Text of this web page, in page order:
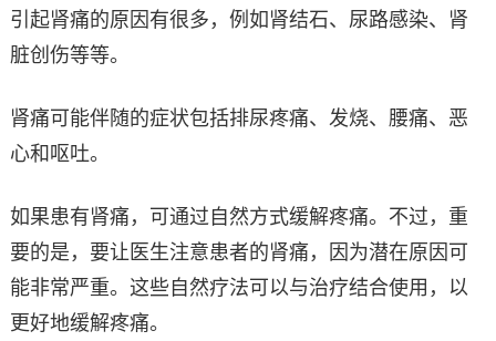
引起肾痛的原因有很多，例如肾结石、尿路感染、肾
脏创伤等等。
肾痛可能伴随的症状包括排尿疼痛、发烧、腰痛、恶
心和呕吐。
如果患有肾痛，可通过自然方式缓解疼痛。不过，重
要的是，要让医生注意患者的肾痛，因为潜在原因可
能非常严重。这些自然疗法可以与治疗结合使用，以
更好地缓解疼痛。